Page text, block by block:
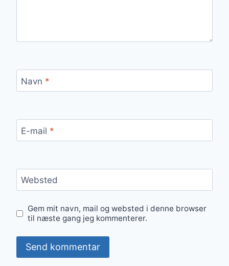
Navn *
E-mail *
Websted
Gem mit navn, mail og websted i denne browser
til næste gang jeg kommenterer.